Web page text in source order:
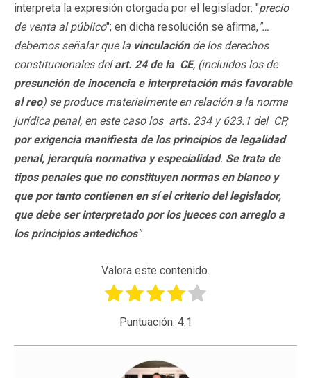
interpreta la expresión otorgada por el legislador: "precio
de venta al público"; en dicha resolución se afirma,"…
debemos señalar que la vinculaciónde los derechos
constitucionales delart. 24 de la CE, (incluidos los de
presunción de inocencia e interpretación más favorable
al reo) se produce materialmente en relación a la norma
jurídica penal, en este caso los arts. 234 y 623.1 del CP,
por exigencia manifiesta de los principios de legalidad
penal, jerarquía normativa y especialidad. Se trata de
tipos penales que no constituyen normas en blanco y
que por tanto contienen en sí el criterio del legislador,
que debe ser interpretado por los jueces con arreglo a
los principios antedichos".
Valora este contenido.
Puntuación: 4.1